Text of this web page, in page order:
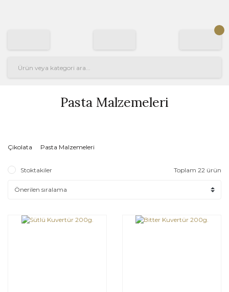
Pasta Malzemeleri
Çikolata Pasta Malzemeleri
Stoktakiler Toplam 22 ürün